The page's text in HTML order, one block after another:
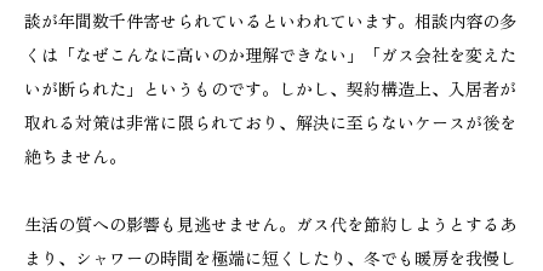
談が年間数千件寄せられているといわれています。相談内容の多
くは「なぜこんなに高いのか理解できない」「ガス会社を変えた
いが断られた」というものです。しかし、契約構造上、入居者が
取れる対策は非常に限られており、解決に至らないケースが後を
絶ちません。
生活の質への影響も見逃せません。ガス代を節約しようとするあ
まり、シャワーの時間を極端に短くしたり、冬でも暖房を我慢し